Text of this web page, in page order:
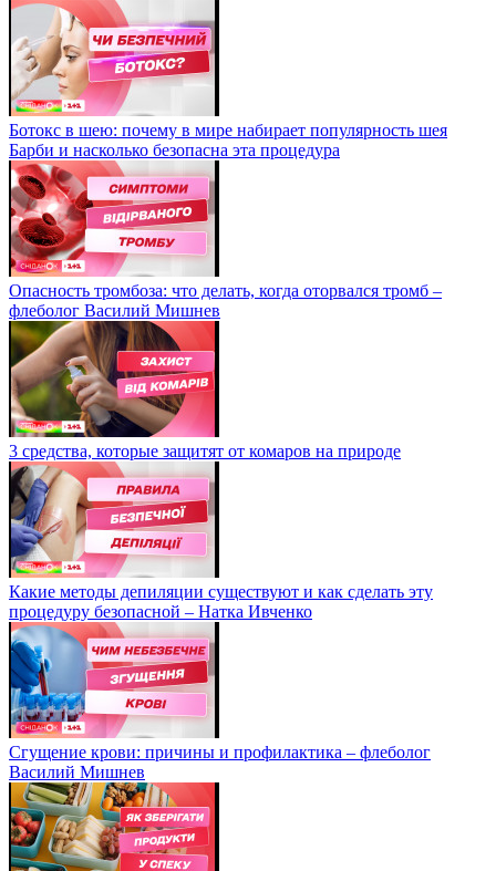
Ботокс в шею: почему в мире набирает популярность шея
Барби и насколько безопасна эта процедура
Опасность тромбоза: что делать, когда оторвался тромб –
флеболог Василий Мишнев
3 средства, которые защитят от комаров на природе
Какие методы депиляции существуют и как сделать эту
процедуру безопасной – Натка Ивченко
Сгущение крови: причины и профилактика – флеболог
Василий Мишнев